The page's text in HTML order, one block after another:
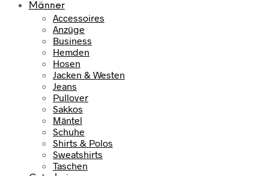
Männer
Accessoires
Anzüge
Business
Hemden
Hosen
Jacken & Westen
Jeans
Pullover
Sakkos
Mäntel
Schuhe
Shirts & Polos
Sweatshirts
Taschen